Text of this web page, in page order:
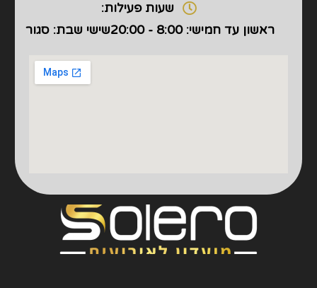
שעות פעילות:
ראשון עד חמישי: 8:00 - 20:00
שישי שבת: סגור